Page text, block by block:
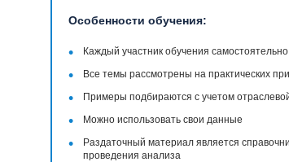
Особенности обучения:
• Каждый участник обучения
• Все темы рассмотрены на практических
• Примеры подбираются с учетом
• Можно использовать свои данные
•
Раздаточный материал является
проведения анализа